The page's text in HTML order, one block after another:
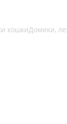
кошкиДомики,